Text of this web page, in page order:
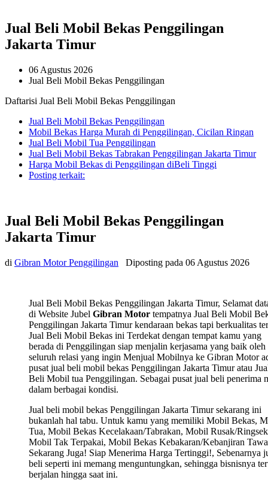
Jual Beli Mobil Bekas Penggilingan
Jakarta Timur
06 Agustus 2026
Jual Beli Mobil Bekas Penggilingan
Daftarisi Jual Beli Mobil Bekas Penggilingan
Jual Beli Mobil Bekas Penggilingan
Mobil Bekas Harga Murah di Penggilingan, Cicilan Ringan
Jual Beli Mobil Tua Penggilingan
Jual Beli Mobil Bekas Tabrakan Penggilingan Jakarta Timur
Harga Mobil Bekas di Penggilingan diBeli Tinggi
Posting terkait:
Jual Beli Mobil Bekas Penggilingan
Jakarta Timur
di Gibran Motor Penggilingan Diposting pada 06 Agustus 2026
Jual Beli Mobil Bekas Penggilingan Jakarta Timur, Selamat
di Website Jubel Gibran Motor tempatnya Jual Beli Mobil
Penggilingan Jakarta Timur kendaraan bekas tapi berkualitas
Jual Beli Mobil Bekas ini Terdekat dengan tempat kamu yang
berada di Penggilingan siap menjalin kerjasama yang baik oleh
seluruh relasi yang ingin Menjual Mobilnya ke Gibran Motor
pusat jual beli mobil bekas Penggilingan Jakarta Timur atau
Beli Mobil tua Penggilingan. Sebagai pusat jual beli penerima
dalam berbagai kondisi.
Jual beli mobil bekas Penggilingan Jakarta Timur sekarang ini
bukanlah hal tabu. Untuk kamu yang memiliki Mobil Bekas,
Tua, Mobil Bekas Kecelakaan/Tabrakan, Mobil Rusak/
Mobil Tak Terpakai, Mobil Bekas Kebakaran/Kebanjiran
Sekarang Juga! Siap Menerima Harga Tertinggi!, Sebenarnya
beli seperti ini memang menguntungkan, sehingga bisnisnya
berjalan hingga saat ini.